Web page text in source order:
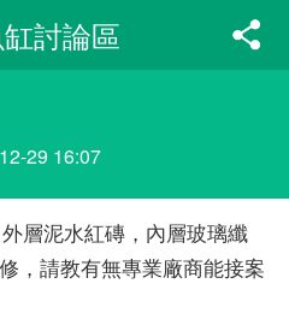
討論區
29 16:07
層泥水紅磚，內層玻璃纖
，請教有無專業廠商能接案